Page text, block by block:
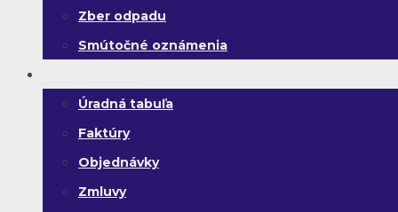
Zber odpadu
Smútočné oznámenia
Úradná tabuľa
Faktúry
Objednávky
Zmluvy